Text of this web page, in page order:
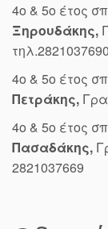
4o & 5ο έτος
Ξηρουδάκης,
τηλ.2821037690
4o & 5ο έτος
Πετράκης,
4o & 5ο έτος
Πασαδάκης,
2821037669